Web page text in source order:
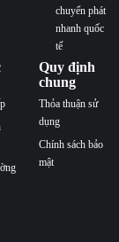
chuyển phát
nhanh quốc
tế
Quy định
chung
Thỏa thuận sử
dụng
Chính sách bảo
mật